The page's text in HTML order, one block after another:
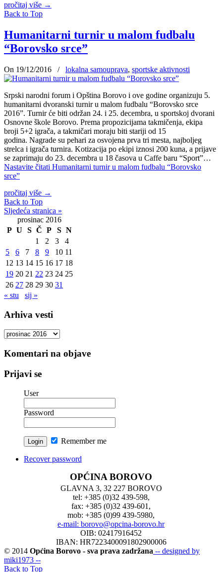
pročitaj više →
Back to Top
Humanitarni turnir u malom fudbalu
“Borovsko srce”
On 19/12/2016 / lokalna samouprava, sportske aktivnosti
Srpski narodni forum i Opština Borovo i ove godine organizuju 5.
humanitarni dvoranski turnir u malom fudbalu “Borovsko srce
2016”. Turnir će biti održan 24. i 25. decembra, u sportskoj dvorani
Osnovne škole Borovo. Prema propozicijama takmičenja, ekipa
broji 5+2 igrača, a takmičari moraju biti stariji od 15
godina. Nagrade su pehari za osvojena prva tri mesta, najboljeg
strelca i igrača turnira. Kotizacija po ekipi iznosi 200 kuna, a prijave
se zaprimaju do 23. decembra u 18 časova u Caffe baru “Sport”…
Nastavite čitati Humanitarni turnir u malom fudbalu “Borovsko
srce”
pročitaj više →
Back to Top
Sljedeća stranica »
prosinac 2016
P U S Č P S N
1
2 3
4
5
6 7 8 9 10 11
12 13 14 15 16 17 18
19 20 21 22 23 24 25
26 27 28 29 30 31
« stu
sij »
Arhiva vesti
Arhiva
Komentari na objave
Prijavi se
User
Password
Remember me
Recover password
OPĆINA BOROVO
GLAVNA 3, 32 227 BOROVO
tel: +385 (0)32 439-598,
fax: +385 (0)32 439-601,
mob: +385 (0)99 439-5980,
e-mail: borovo@opcina-borovo.hr
OIB: 02417916452
IBAN: HR7223400091802900006
© 2014 Općina Borovo - sva prava zadržana -- designed by
miki1973 --
Back to Top